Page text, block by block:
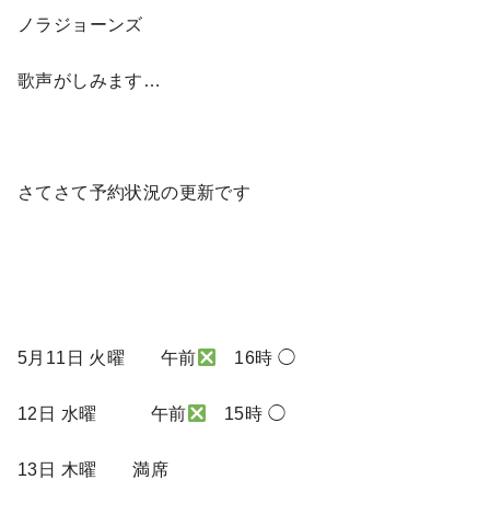
ノラジョーンズ
歌声がしみます…
さてさて予約状況の更新です
5月11日 火曜 午前 16時 ◯
12日 水曜 午前 15時 ◯
13日 木曜 満席